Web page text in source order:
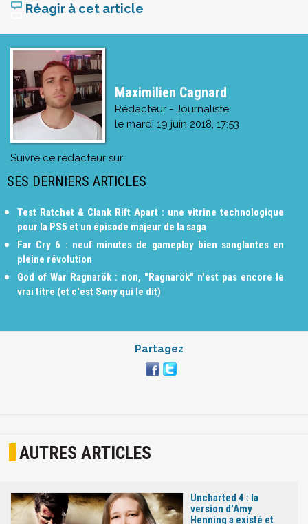
Réagir à cet article
Maximilien Cagnard
Rédacteur - Journaliste
le mardi 19 juin 2018, 17:53
Suivre ce rédacteur sur
SES DERNIERS ARTICLES
Test Ratchet & Clank Rift Apart : une vitrine technologique
pour la PS5 et un épisode majeur de la saga
Far Cry 6 : neuf minutes de gameplay bien sanglantes en
pleine révolution
God of War Ragnarök : non, "Ragnarök" n'est pas encore le
vrai titre (et c'est Sony qui le dit)
Partagez
AUTRES ARTICLES
Uncharted 4 : la
version d'Amy
Henning a existé et